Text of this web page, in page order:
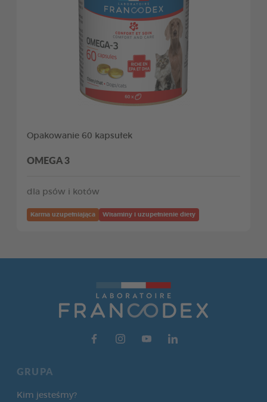
Opakowanie 60 kapsułek
OMEGA 3
dla psów i kotów
Karma uzupełniająca Witaminy i uzupełnienie diety
GRUPA
Kim jesteśmy?